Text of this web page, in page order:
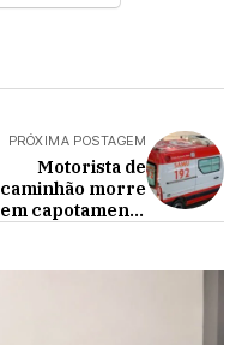
PRÓXIMA POSTAGEM
Motorista de
caminhão morre
em capotamento